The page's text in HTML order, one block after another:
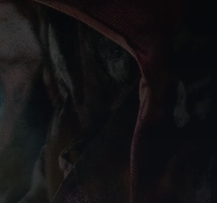
Hinter Mauern
Männerfreundschaften